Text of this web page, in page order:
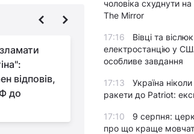
відповів,
до
"Так
падіння режиму
чоловіка схуднути
The Mirror
17:16
Вівці та
електростанцію у
особливе завдання
17:13
Україна
ракети до Patriot:
17:10
9 серпня:
про що краще